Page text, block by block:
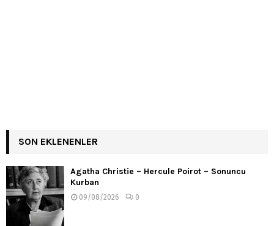
SON EKLENENLER
Agatha Christie – Hercule Poirot – Sonuncu
Kurban
09/08/2026 0